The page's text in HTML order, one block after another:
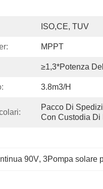
ISO,CE, TUV
MPPT
≥1,3*Potenza
3.8m3/h
Pacco Di
Con Custodia Di
90V, 3Pompa solare